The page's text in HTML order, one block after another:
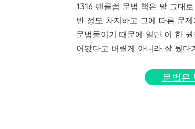
1316 팬클럽 문법 책은 말 그대
반 정도 차지하고 그에 따른 문
문법들이기 때문에 일단 이 한
어봤다고 버릴게 아니라 잘 뒀
문법은